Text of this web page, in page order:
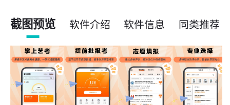
截图预览 软件介绍 软件信息 同类推荐